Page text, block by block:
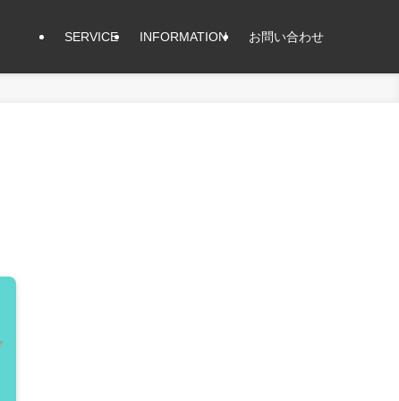
SERVICE INFORMATION お問い合わせ